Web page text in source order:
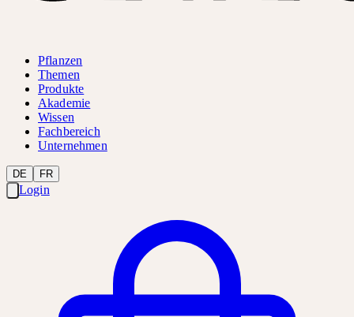
Pflanzen
Themen
Produkte
Akademie
Wissen
Fachbereich
Unternehmen
DE FR
Login